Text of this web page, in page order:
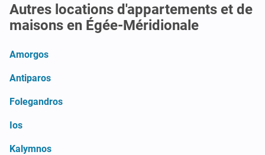
Autres locations d'appartements et de
maisons en Égée-Méridionale
Amorgos
Antiparos
Folegandros
Ios
Kalymnos